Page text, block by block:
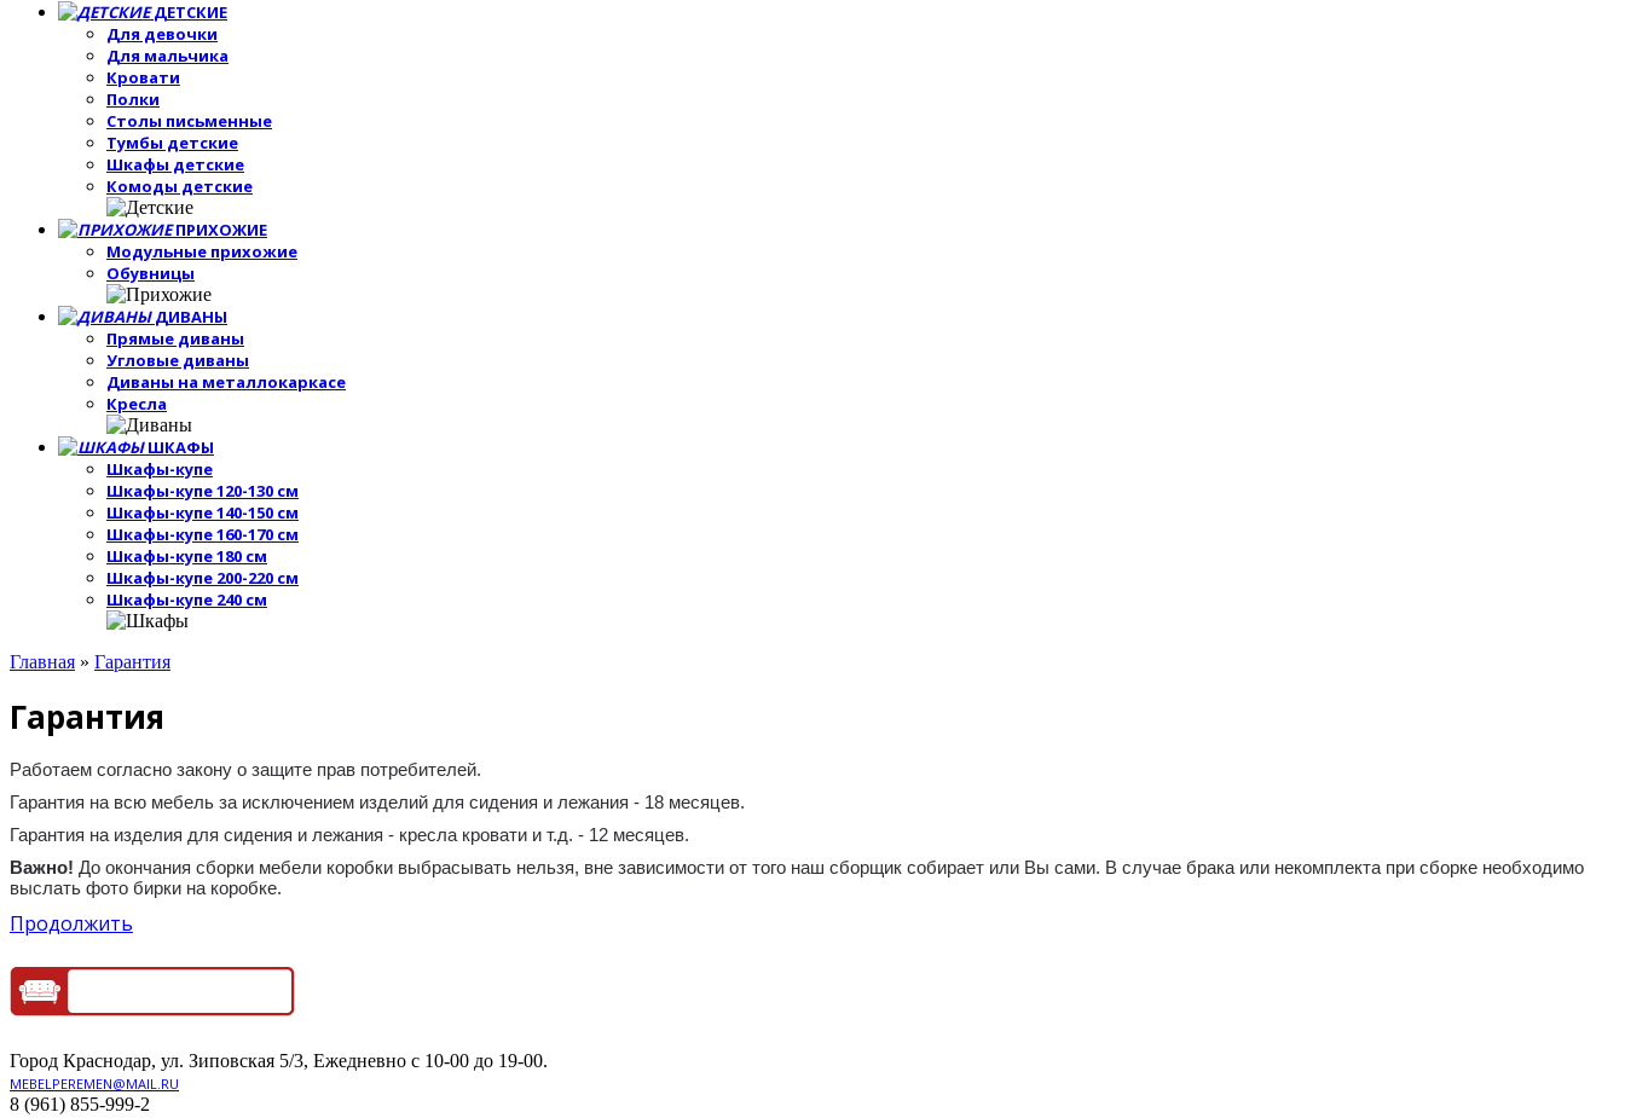
ДЕТСКИЕ
Для девочки
Для мальчика
Кровати
Полки
Столы письменные
Тумбы детские
Шкафы детские
Комоды детские
ПРИХОЖИЕ
Модульные прихожие
Обувницы
ДИВАНЫ
Прямые диваны
Угловые диваны
Диваны на металлокаркасе
Кресла
ШКАФЫ
Шкафы-купе
Шкафы-купе 120-130 см
Шкафы-купе 140-150 см
Шкафы-купе 160-170 см
Шкафы-купе 180 см
Шкафы-купе 200-220 см
Шкафы-купе 240 см
Главная » Гарантия
Гарантия
Работаем согласно закону о защите прав потребителей.
Гарантия на всю мебель за исключением изделий для сидения и лежания - 18 месяцев.
Гарантия на изделия для сидения и лежания - кресла кровати и т.д. - 12 месяцев.
Важно! До окончания сборки мебели коробки выбрасывать нельзя, вне зависимости от того наш сборщик собирает или Вы сами. В случае брака или некомплекта при сборке необходимо
выслать фото бирки на коробке.
Продолжить
Город Краснодар, ул. Зиповская 5/3, Ежедневно с 10-00 до 19-00.
MEBELPEREMEN@MAIL.RU
8 (961) 855-999-2